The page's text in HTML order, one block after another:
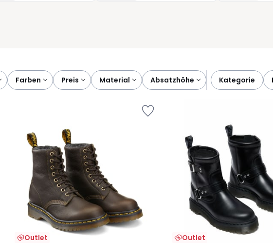
farben preis material absatzhöhe kategorie
Outlet Outlet